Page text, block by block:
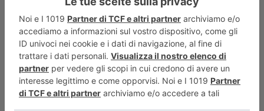
ARTICOLO SUCCESSIVO
Fondazione Cosso in festa per
il decennale